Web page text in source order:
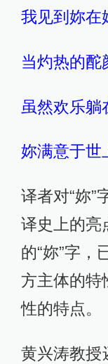
我见到妳
当灼热的酡
虽然欢乐躺
妳满意于世
译者对“妳”
译史上的亮
的“妳”字，
方主体的特
性的特点。
黄兴涛教授